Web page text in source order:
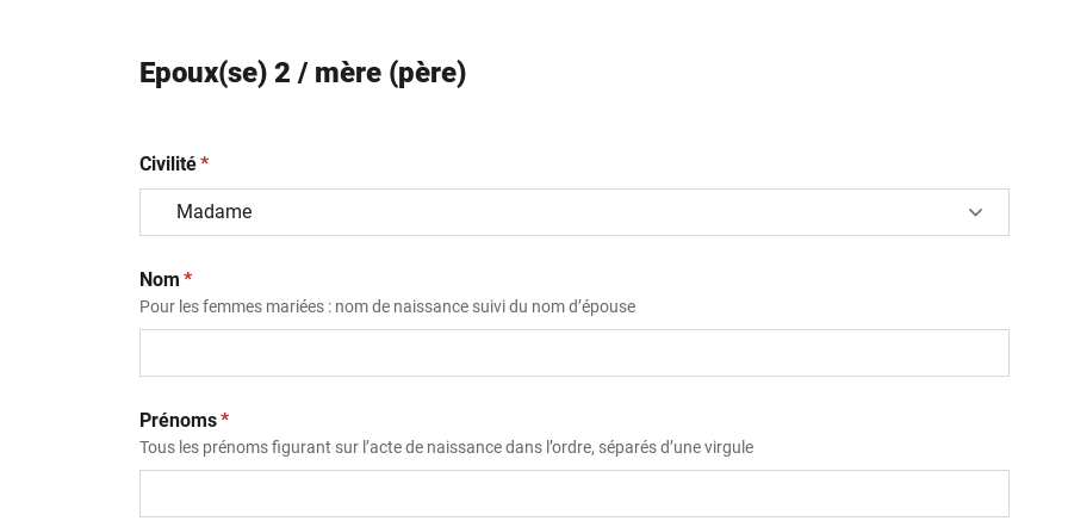
Epoux(se) 2 / mère (père)
Civilité(obligatoire)
*
Nom (obligatoire)
*
Pour les femmes mariées : nom de naissance suivi du nom d’épouse
Prénoms(obligatoire)
*
Tous les prénoms figurant sur l’acte de naissance dans l’ordre, séparés d’une virgule